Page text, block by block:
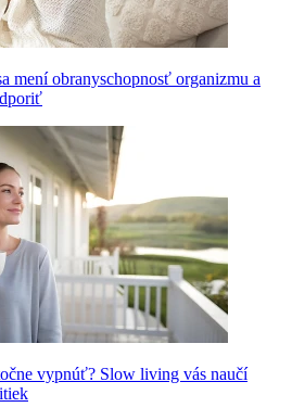
mení obranyschopnosť organizmu a
vypnúť? Slow living vás naučí